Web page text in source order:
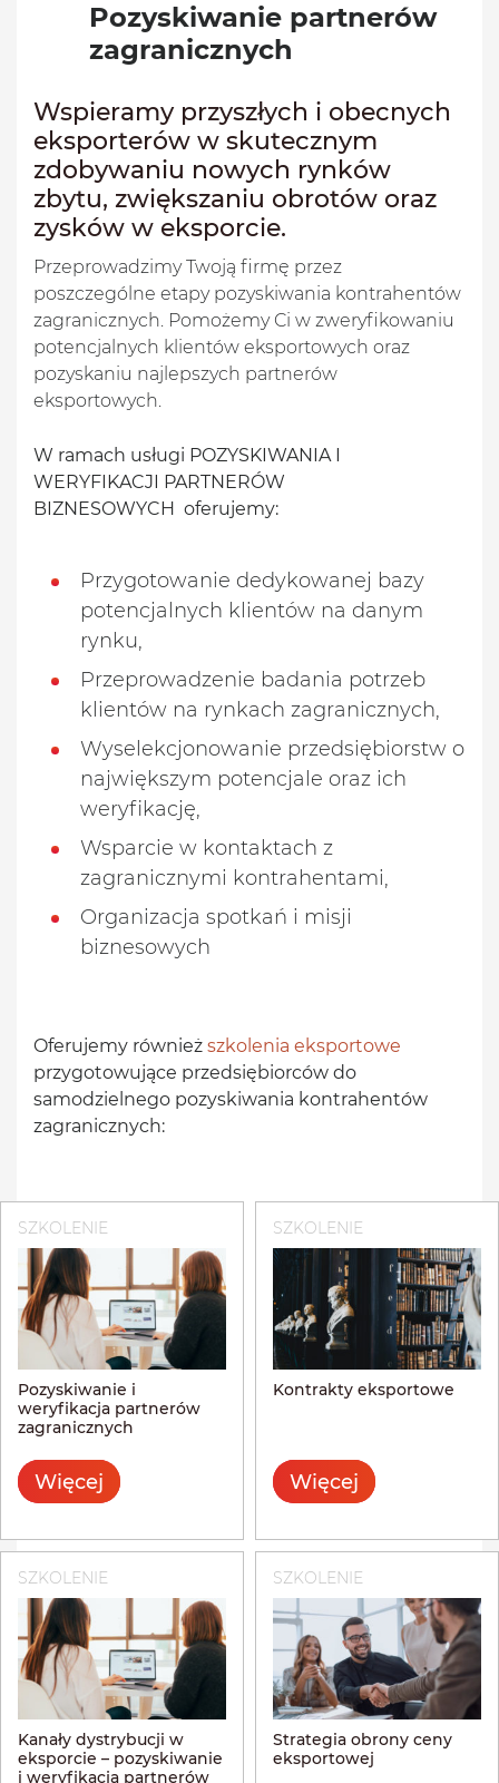
Pozyskiwanie partnerów
zagranicznych
Wspieramy przyszłych i obecnych
eksporterów w skutecznym
zdobywaniu nowych rynków
zbytu, zwiększaniu obrotów oraz
zysków w eksporcie.
Przeprowadzimy Twoją firmę przez
poszczególne etapy pozyskiwania kontrahentów
zagranicznych. Pomożemy Ci w zweryfikowaniu
potencjalnych klientów eksportowych oraz
pozyskaniu najlepszych partnerów
eksportowych.
W ramach usługi POZYSKIWANIA I
WERYFIKACJI PARTNERÓW
BIZNESOWYCH oferujemy:
Przygotowanie dedykowanej bazy
potencjalnych klientów na danym
rynku,
Przeprowadzenie badania potrzeb
klientów na rynkach zagranicznych,
Wyselekcjonowanie przedsiębiorstw o
największym potencjale oraz ich
weryfikację,
Wsparcie w kontaktach z
zagranicznymi kontrahentami,
Organizacja spotkań i misji
biznesowych
Oferujemy również szkolenia eksportowe
przygotowujące przedsiębiorców do
samodzielnego pozyskiwania kontrahentów
zagranicznych:
SZKOLENIE
Pozyskiwanie i
weryfikacja partnerów
zagranicznych
Więcej
SZKOLENIE
Kontrakty eksportowe
Więcej
SZKOLENIE
Kanały dystrybucji w
eksporcie – pozyskiwanie
i weryfikacja partnerów
SZKOLENIE
Strategia obrony ceny
eksportowej